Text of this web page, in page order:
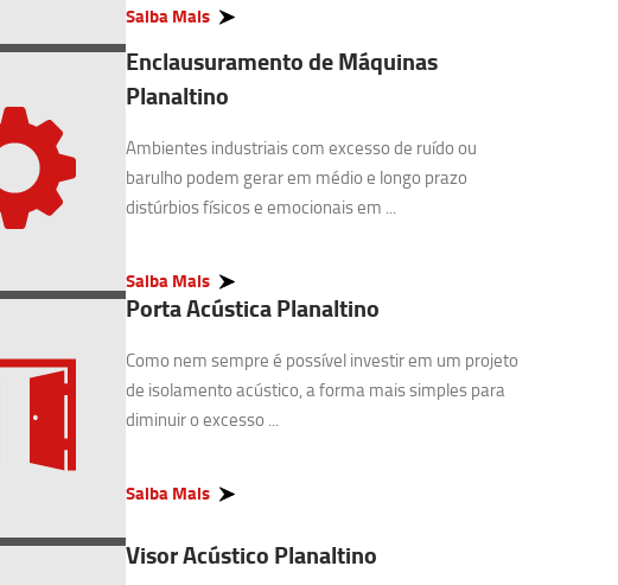
Saiba Mais
Enclausuramento de Máquinas
Planaltino
Ambientes industriais com excesso de ruído ou
barulho podem gerar em médio e longo prazo
distúrbios físicos e emocionais em ...
Saiba Mais
Porta Acústica Planaltino
Como nem sempre é possível investir em um projeto
de isolamento acústico, a forma mais simples para
diminuir o excesso ...
Saiba Mais
Visor Acústico Planaltino